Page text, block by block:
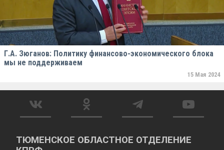
Г.А. Зюганов: Политику финансово-экономического блока
мы не поддерживаем
15 Мая 2024
ТЮМЕНСКОЕ ОБЛАСТНОЕ ОТДЕЛЕНИЕ